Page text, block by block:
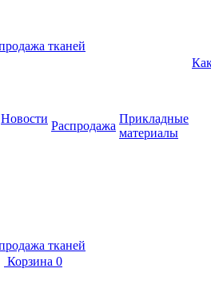
Новости
Распродажа
Прикладные
материалы
Корзина 0